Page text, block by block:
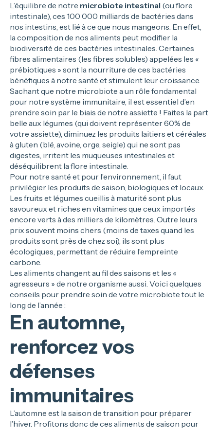
L’équilibre de notre microbiote intestinal (ou flore
intestinale), ces 100 000 milliards de bactéries dans
nos intestins, est lié à ce que nous mangeons. En effet,
la composition de nos aliments peut modifier la
biodiversité de ces bactéries intestinales. Certaines
fibres alimentaires (les fibres solubles) appelées les «
prébiotiques » sont la nourriture de ces bactéries
bénéfiques à notre santé et stimulent leur croissance.
Sachant que notre microbiote a un rôle fondamental
pour notre système immunitaire, il est essentiel d’en
prendre soin par le biais de notre assiette ! Faites la part
belle aux légumes (qui doivent représenter 60% de
votre assiette), diminuez les produits laitiers et céréales
à gluten (blé, avoine, orge, seigle) qui ne sont pas
digestes, irritent les muqueuses intestinales et
déséquilibrent la flore intestinale.
Pour notre santé et pour l’environnement, il faut
privilégier les produits de saison, biologiques et locaux.
Les fruits et légumes cueillis à maturité sont plus
savoureux et riches en vitamines que ceux importés
encore verts à des milliers de kilomètres. Outre leurs
prix souvent moins chers (moins de taxes quand les
produits sont près de chez soi), ils sont plus
écologiques, permettant de réduire l’empreinte
carbone.
Les aliments changent au fil des saisons et les «
agresseurs » de notre organisme aussi. Voici quelques
conseils pour prendre soin de votre microbiote tout le
long de l’année :
En automne,
renforcez vos
défenses
immunitaires
L’automne est la saison de transition pour préparer
l’hiver. Profitons donc de ces aliments de saison pour